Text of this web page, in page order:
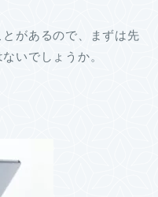
があるので、まずは先
いでしょうか。